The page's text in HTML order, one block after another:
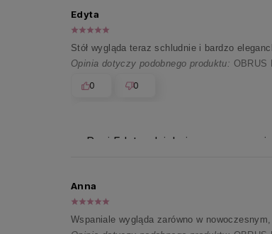
Pani Edyto, dziękujemy za moc
Edyta
Stół wygląda teraz schludnie i bardzo
Opinia dotyczy podobnego produktu: OBRUS
0 0
Anna
Wspaniale wygląda zarówno w